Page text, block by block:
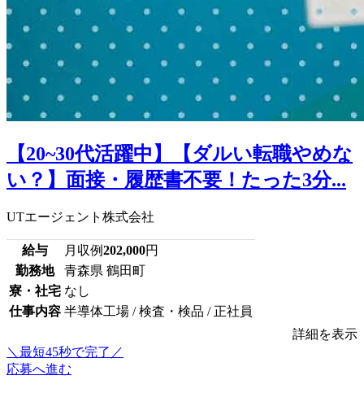
【20~30代活躍中】【ダルい転職やめな
い？】面接・履歴書不要！たった3分...
UTエージェント株式会社
給与 月収例202,000円
勤務地
青森県 鶴田町
寮・社宅 なし
仕事内容 半導体工場 / 検査・検品 / 正社員
詳細を表示
＼最短45秒で完了／
応募へ進む